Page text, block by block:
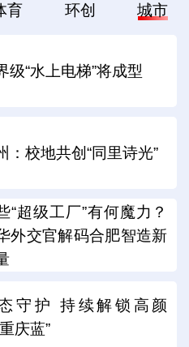
育 环创 城市
级“水上电梯”将成型
：校地共创“同里诗光”
“超级工厂”有何魔力？
外交官解码合肥智造新
守护 持续解锁高颜
庆蓝”